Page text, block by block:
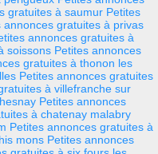
gratuites à saumur Petites
annonces gratuites à privas
annonces gratuites à
soissons Petites annonces
gratuites à thonon les
Petites annonces gratuites
à villefranche sur
Petites annonces
à chatenay malabry
Petites annonces gratuites à
mons Petites annonces